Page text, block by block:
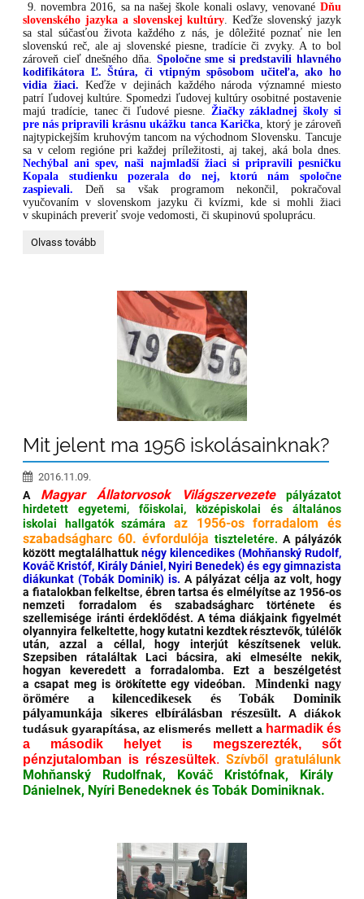
9. novembra 2016, sa na našej škole konali oslavy, venované Dňu
slovenského jazyka a slovenskej kultúry. Keďže slovenský jazyk
sa stal súčasťou života každého z nás, je dôležité poznať nie len
slovenskú reč, ale aj slovenské piesne, tradície či zvyky. A to bol
zároveň cieľ dnešného dňa. Spoločne sme si predstavili hlavného
kodifikátora Ľ. Štúra, či vtipným spôsobom učiteľa, ako ho
vidia žiaci. Keďže v dejinách každého národa významné miesto
patrí ľudovej kultúre. Spomedzi ľudovej kultúry osobitné postavenie
majú tradície, tanec či ľudové piesne. Žiačky základnej školy si
pre nás pripravili krásnu ukážku tanca Karička, ktorý je zároveň
najtypickejším kruhovým tancom na východnom Slovensku. Tancuje
sa v celom regióne pri každej príležitosti, aj takej, aká bola dnes.
Nechýbal ani spev, naši najmladší žiaci si pripravili pesničku
Kopala studienku pozerala do nej, ktorú nám spoločne
zaspievali. Deň sa však programom nekončil, pokračoval
vyučovaním v slovenskom jazyku či kvízmi, kde si mohli žiaci
v skupinách preveriť svoje vedomosti, či skupinovú spoluprácu.
Deň
Olvass tovább
Mit jelent ma 1956 iskolásainknak?
2016.11.09.
A Magyar Állatorvosok Világszervezetepályázatot
hirdetett egyetemi, főiskolai, középiskolai és általános
iskolai hallgatók számára az 1956-os forradalom és
szabadságharc 60. évfordulója tiszteletére. A pályázók
között megtalálhattuknégy kilencedikes (Mohňanský Rudolf,
Kováč Kristóf, Király Dániel, Nyiri Benedek) és egy gimnazista
diákunkat (Tobák Dominik) is. A pályázat célja az volt, hogy
a fiatalokban felkeltse, ébren tartsa és elmélyítse az 1956-os
nemzeti forradalom és szabadságharc története és
szellemisége iránti érdeklődést. A téma diákjaink figyelmét
olyannyira felkeltette, hogy kutatni kezdtek résztevők, túlélők
után, azzal a céllal, hogy interjút készítsenek velük.
Szepsiben rátaláltak Laci bácsira, aki elmesélte nekik,
hogyan keveredett a forradalomba. Ezt a beszélgetést
a csapat meg is örökítette egy videóban.
Mindenki nagy
örömére a kilencedikesek és Tobák Dominik
pályamunkája sikeres elbírálásban részesült.A diákok
tudásuk gyarapítása, az elismerés mellett a harmadik és
a második helyet is megszerezték, sőt
pénzjutalomban is részesültek. Szívből gratulálunk
Mohňanský Rudolfnak, Kováč Kristófnak, Király
Dánielnek, Nyíri Benedeknek és Tobák Dominiknak.